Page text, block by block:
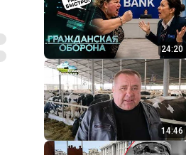
24:20
14:46